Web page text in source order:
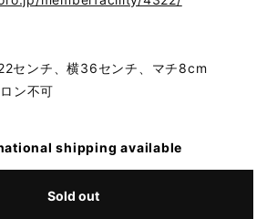
センチ、横36センチ、マチ8cm
ン不可
shipping available
Sold out